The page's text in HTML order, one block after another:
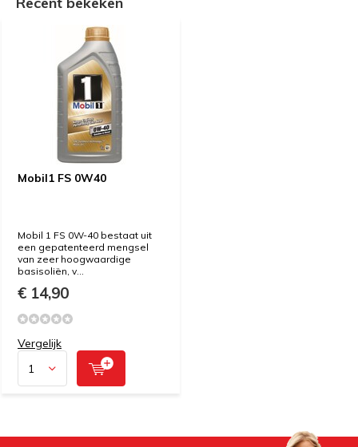
Mobil1 FS 0W40
Mobil 1 FS 0W-40 bestaat uit
een gepatenteerd mengsel
van zeer hoogwaardige
basisoliën, v...
€ 14,90
Vergelijk